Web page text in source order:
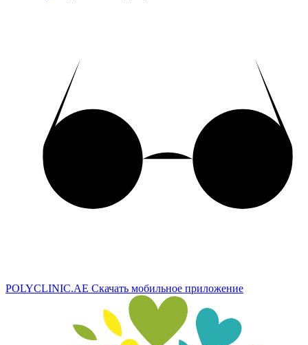
POLYCLINIC.AE Скачать мобильное приложение